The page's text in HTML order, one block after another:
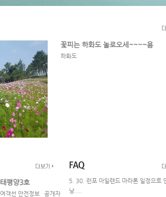
꽃피는 하화도 놀로오세~~~~욤
하화도
태평양3호
여객선 안전정보 공개자
5. 30. 런포 아일랜드 마라톤 일정으로
낭....